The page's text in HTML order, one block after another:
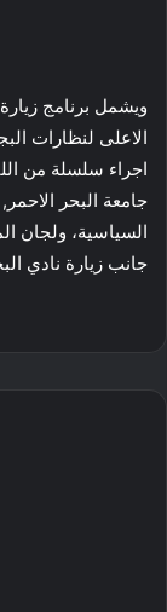
ويشمل برنامج
الاعلى لنظارات
اجراء سلسلة من
جامعة البحر
السياسية، ولجان
جانب زيارة نادي